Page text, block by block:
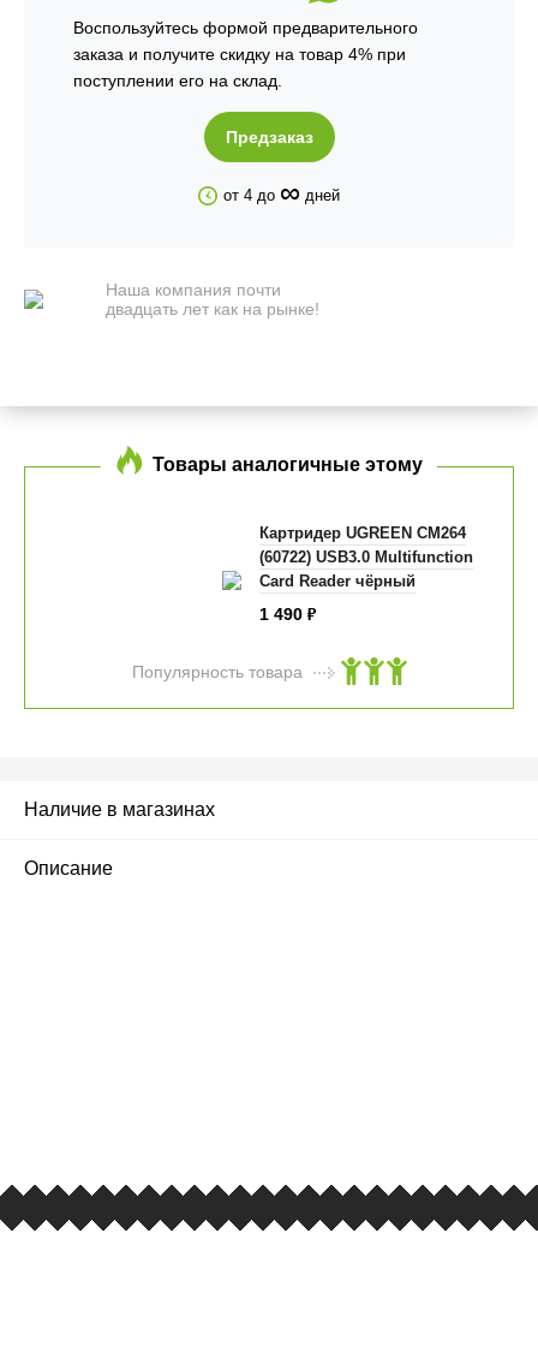
Воспользуйтесь формой предварительного
заказа и получите скидку на товар 4% при
поступлении его на склад.
Предзаказ
от 4 до ∞ дней
Наша компания почти
двадцать лет как на рынке!
Товары аналогичные этому
Картридер UGREEN CM264
(60722) USB3.0 Multifunction
Card Reader чёрный
1 490 ₽
Популярность товара
Наличие в магазинах
Описание